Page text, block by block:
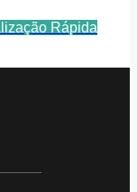
Rápida